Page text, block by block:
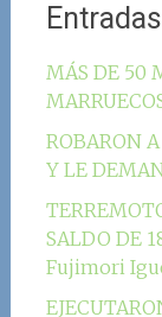
MÁS DE 50
ROBARON
Y LE
SALDO DE
Fujimori